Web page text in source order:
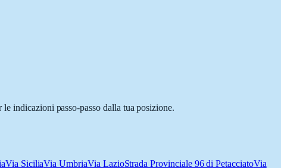
indicazioni passo-passo dalla tua posizione.
Via SiciliaVia UmbriaVia LazioStrada Provinciale 96 di PetacciatoVia